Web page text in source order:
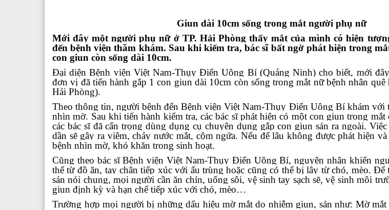
Giun dài 10cm sống trong mắt người phụ nữ
Mới đây một người phụ nữ ở TP. Hải Phòng thấy mắt của mình có hiện
đến bệnh viện thăm khám. Sau khi kiểm tra, bác sĩ bất ngờ phát hiện trong
con giun còn sống dài 10cm.
Đại diện Bệnh viện Việt Nam-Thụy Điển Uông Bí (Quảng Ninh) cho biết, mới
đơn vị đã tiến hành gắp 1 con giun dài 10cm còn sống trong mắt nữ bệnh nhân quê
Hải Phòng).
Theo thông tin, người bệnh đến Bệnh viện Việt Nam-Thụy Điển Uông Bí khám với
nhìn mờ. Sau khi tiến hành kiểm tra, các bác sĩ phát hiện có một con giun trong
các bác sĩ đã cẩn trọng dùng dụng cụ chuyên dụng gắp con giun sán ra ngoài.
dần sẽ gây ra viêm, chảy nước mắt, cộm ngứa. Nếu để lâu không được phát hiện
bệnh nhìn mờ, khó khăn trong sinh hoạt.
Cũng theo bác sĩBệnh viện Việt Nam-Thụy Điển Uông Bí, nguyên nhân khiến
thể từ đồ ăn, tay chân tiếp xúc với ấu trùng hoặc cũng có thể bị lây từ chó, mèo. Để
sán nói chung, mọi người cần ăn chín, uống sôi, vệ sinh tay sạch sẽ, vệ sinh môi
giun định kỳ và hạn chế tiếp xúc với chó, mèo…
Trường hợp mọi người bị những dấu hiệu mờ mắt do nhiễm giun, sán như: Mờ